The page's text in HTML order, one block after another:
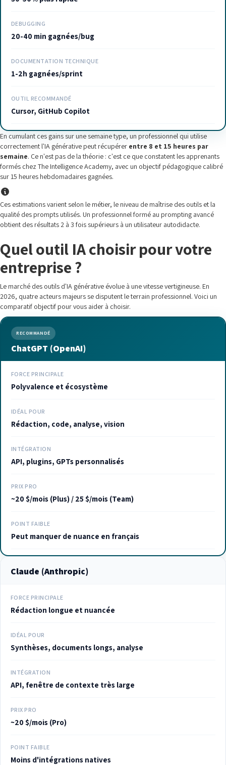
DEBUGGING
20-40 min gagnées/bug
DOCUMENTATION TECHNIQUE
1-2h gagnées/sprint
OUTIL RECOMMANDÉ
Cursor, GitHub Copilot
En cumulant ces gains sur une semaine type, un professionnel qui utilise
correctement l'IA générative peut récupérer entre 8 et 15 heures par
semaine. Ce n'est pas de la théorie : c'est ce que constatent les apprenants
formés chez The Intelligence Academy, avec un objectif pédagogique calibré
sur 15 heures hebdomadaires gagnées.
Ces estimations varient selon le métier, le niveau de maîtrise des outils et la
qualité des prompts utilisés. Un professionnel formé au prompting avancé
obtient des résultats 2 à 3 fois supérieurs à un utilisateur autodidacte.
Quel outil IA choisir pour votre
entreprise ?
Le marché des outils d'IA générative évolue à une vitesse vertigineuse. En
2026, quatre acteurs majeurs se disputent le terrain professionnel. Voici un
comparatif objectif pour vous aider à choisir.
RECOMMANDÉ
ChatGPT (OpenAI)
FORCE PRINCIPALE
Polyvalence et écosystème
IDÉAL POUR
Rédaction, code, analyse, vision
INTÉGRATION
API, plugins, GPTs personnalisés
PRIX PRO
~20 $/mois (Plus) / 25 $/mois (Team)
POINT FAIBLE
Peut manquer de nuance en français
Claude (Anthropic)
FORCE PRINCIPALE
Rédaction longue et nuancée
IDÉAL POUR
Synthèses, documents longs, analyse
INTÉGRATION
API, fenêtre de contexte très large
PRIX PRO
~20 $/mois (Pro)
POINT FAIBLE
Moins d'intégrations natives